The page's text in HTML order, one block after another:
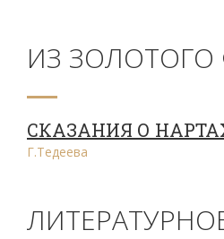
ИЗ
СКАЗАНИЯ О
Г.Тедеева